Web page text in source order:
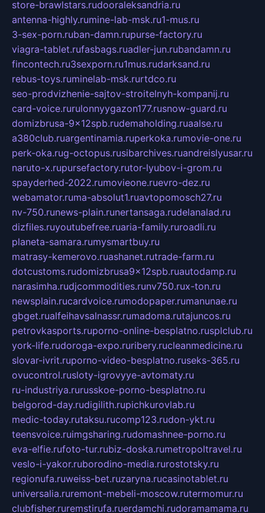
store-brawlstars.rudooraleksandria.ru
antenna-highly.rumine-lab-msk.ru1-mus.ru
3-sex-porn.ruban-damn.rupurse-factory.ru
viagra-tablet.rufasbags.ruadler-jun.rubandamn.ru
fincontech.ru3sexporn.ru1mus.rudarksand.ru
rebus-toys.ruminelab-msk.rurtdco.ru
seo-prodvizhenie-sajtov-stroitelnyh-kompanij.ru
card-voice.rurulonnyygazon177.rusnow-guard.ru
domizbrusa-9x12spb.rudemaholding.ruaalse.ru
a380club.ruargentinamia.ruperkoka.rumovie-one.ru
perk-oka.rug-octopus.rusibarchives.ruandreislyusar.ru
naruto-x.rupursefactory.rutor-lyubov-i-grom.ru
spayderhed-2022.rumovieone.ruevro-dez.ru
webamator.ruma-absolut1.ruavtopomosch27.ru
nv-750.runews-plain.runertansaga.rudelanalad.ru
dizfiles.ruyoutubefree.ruaria-family.ruroadli.ru
planeta-samara.rumysmartbuy.ru
matrasy-kemerovo.ruashanet.rutrade-farm.ru
dotcustoms.rudomizbrusa9x12spb.ruautodamp.ru
narasimha.rudjcommodities.runv750.rux-ton.ru
newsplain.rucardvoice.rumodopaper.rumanunae.ru
gbget.rualfeihavsalnassr.rumadoma.rutajuncos.ru
petrovkasports.ruporno-online-besplatno.rusplclub.ru
york-life.rudoroga-expo.ruribery.rucleanmedicine.ru
slovar-ivrit.ruporno-video-besplatno.ruseks-365.ru
ovucontrol.rusloty-igrovyye-avtomaty.ru
ru-industriya.rurusskoe-porno-besplatno.ru
belgorod-day.rudigilith.rupichkurovlab.ru
medic-today.rutaksu.rucomp123.rudon-ykt.ru
teensvoice.ruimgsharing.rudomashnee-porno.ru
eva-elfie.rufoto-tur.rubiz-doska.rumetropoltravel.ru
veslo-i-yakor.ruborodino-media.rurostotsky.ru
regionufa.ruweiss-bet.ruzaryna.rucasinotablet.ru
universalia.ruremont-mebeli-moscow.rutermomur.ru
clubfisher.ruremstirufa.ruerdamchi.rudoramamama.ru